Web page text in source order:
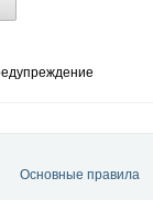
Основные правила